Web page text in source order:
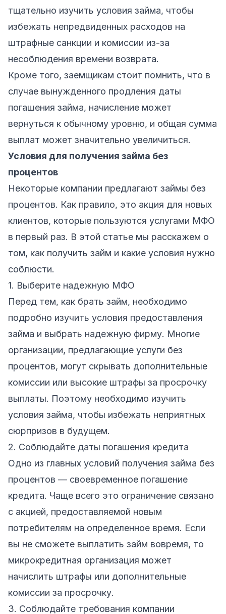
тщательно изучить условия займа, чтобы
избежать непредвиденных расходов на
штрафные санкции и комиссии из-за
несоблюдения времени возврата.
Кроме того, заемщикам стоит помнить, что в
случае вынужденного продления даты
погашения займа, начисление может
вернуться к обычному уровню, и общая сумма
выплат может значительно увеличиться.
Условия для получения займа без
процентов
Некоторые компании предлагают займы без
процентов. Как правило, это акция для новых
клиентов, которые пользуются услугами МФО
в первый раз. В этой статье мы расскажем о
том, как получить займ и какие условия нужно
соблюсти.
1. Выберите надежную МФО
Перед тем, как брать займ, необходимо
подробно изучить условия предоставления
займа и выбрать надежную фирму. Многие
организации, предлагающие услуги без
процентов, могут скрывать дополнительные
комиссии или высокие штрафы за просрочку
выплаты. Поэтому необходимо изучить
условия займа, чтобы избежать неприятных
сюрпризов в будущем.
2. Соблюдайте даты погашения кредита
Одно из главных условий получения займа без
процентов — своевременное погашение
кредита. Чаще всего это ограничение связано
с акцией, предоставляемой новым
потребителям на определенное время. Если
вы не сможете выплатить займ вовремя, то
микрокредитная организация может
начислить штрафы или дополнительные
комиссии за просрочку.
3. Соблюдайте требования компании